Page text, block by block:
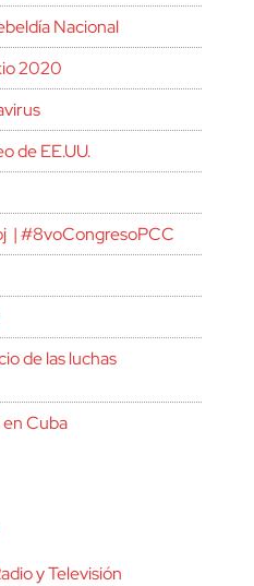
Nacional
2020
de EE.UU.
| #8voCongresoPCC
de las luchas
Cuba
y Televisión